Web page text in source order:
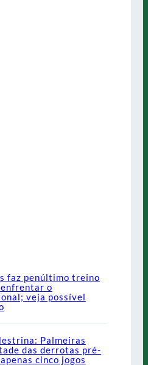
faz penúltimo treino
o
veja possível
Palmeiras
das derrotas pré-
cinco jogos